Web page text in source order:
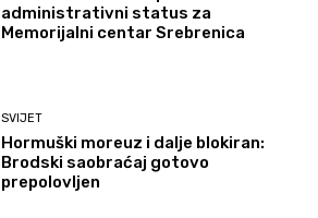
administrativni status za
Memorijalni centar Srebrenica
SVIJET
Hormuški moreuz i dalje blokiran:
Brodski saobraćaj gotovo
prepolovljen